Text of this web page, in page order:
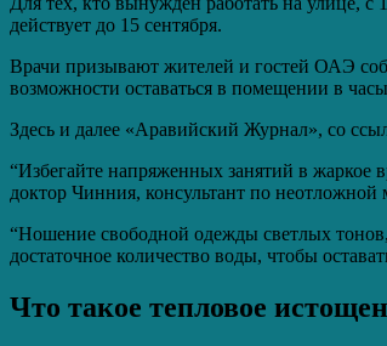
действует до 15 сентября.
Врачи призывают жителей и гостей ОАЭ
возможности оставаться в помещении в
Здесь и далее «Аравийский Журнал», со
“Избегайте напряженных занятий в жаркое
доктор Чинния, консультант по
“Ношение свободной одежды светлых
достаточное количество воды, чтобы
Что такое тепловое